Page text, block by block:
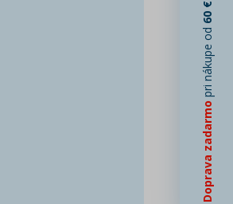
Doprava zadarmo
pri nákupe od
60 €